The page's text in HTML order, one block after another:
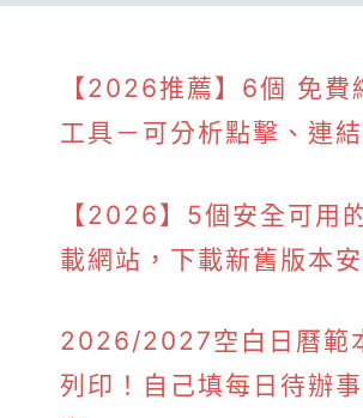
【2026推薦】6個 免費
工具－可分析點擊、連
【2026】5個安全可用
載網站，下載新舊版本
2026/2027空白日曆範
列印！自己填每日待辦